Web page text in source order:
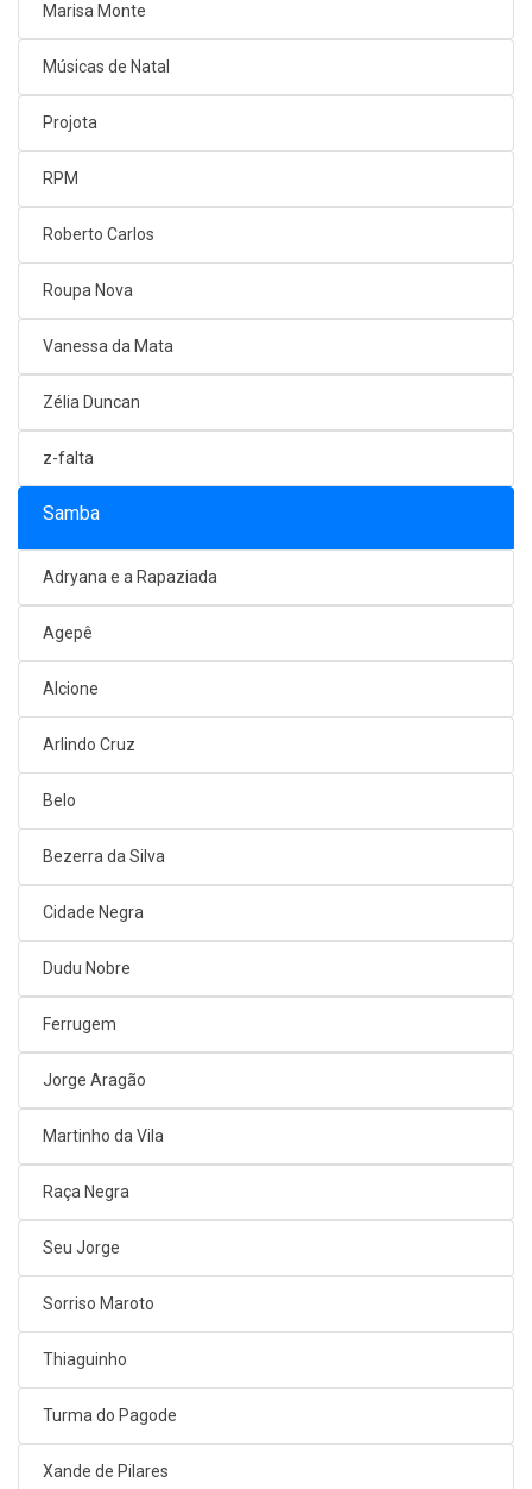
Marisa Monte
Músicas de Natal
Projota
RPM
Roberto Carlos
Roupa Nova
Vanessa da Mata
Zélia Duncan
z-falta
Samba
Adryana e a Rapaziada
Agepê
Alcione
Arlindo Cruz
Belo
Bezerra da Silva
Cidade Negra
Dudu Nobre
Ferrugem
Jorge Aragão
Martinho da Vila
Raça Negra
Seu Jorge
Sorriso Maroto
Thiaguinho
Turma do Pagode
Xande de Pilares